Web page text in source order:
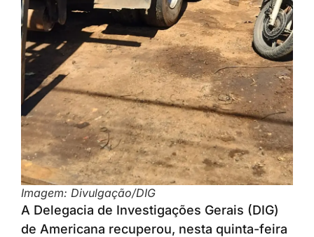
Imagem: Divulgação/DIG
A Delegacia de Investigações Gerais (DIG)
de Americana recuperou, nesta quinta-feira